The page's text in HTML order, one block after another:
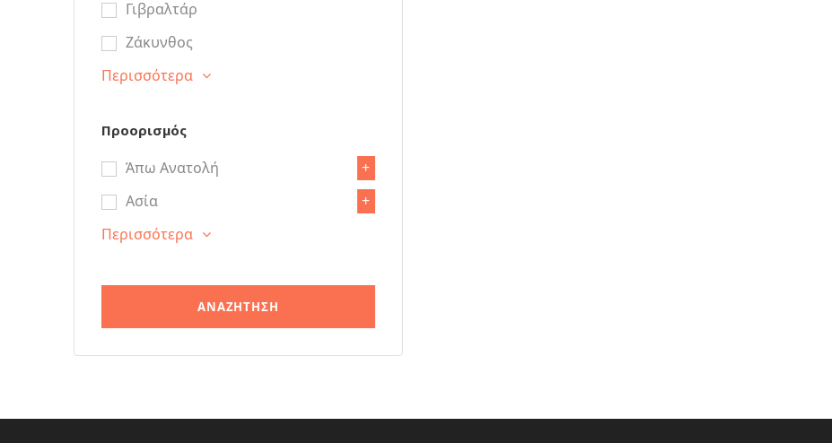
Γιβραλτάρ
Ζάκυνθος
Περισσότερα
Προορισμός
Άπω Ανατολή
+
Ασία
+
Περισσότερα